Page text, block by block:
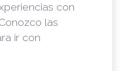
con
las
ir con